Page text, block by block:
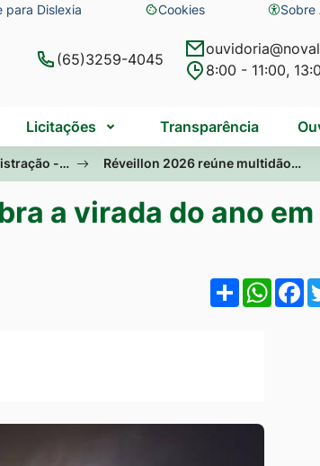
para Dislexia Cookies
Abrir
preferências
de
Sobre
(65)3259-4045
8:00 - 11:00,
Licitações Transparência
-… Réveillon 2026 reúne multidão…
a virada do ano em
Share